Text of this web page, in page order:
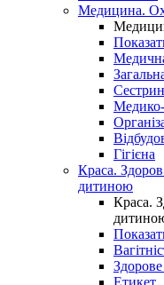
Медицина.
Медична
Медико-
Гігієна
Краса.
дитиною
Краса.
Етикет